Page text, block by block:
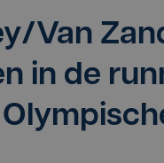
​Van
in de